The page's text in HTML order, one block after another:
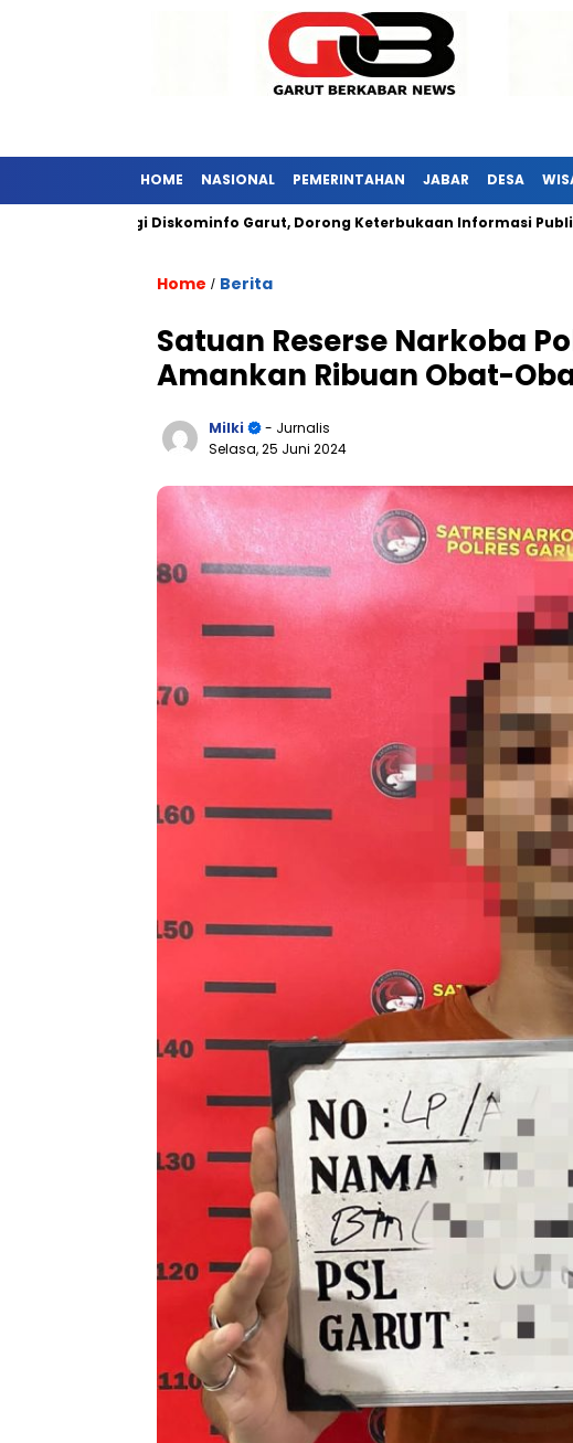
HOME NASIONAL PEMERINTAHAN JABAR DESA
Kunjungi Diskominfo Garut, Dorong Keterbukaan Informasi Publik
Home / Berita
Satuan Reserse Narkoba
Amankan Ribuan Obat-
Milki
- Jurnalis
Selasa, 25 Juni 2024